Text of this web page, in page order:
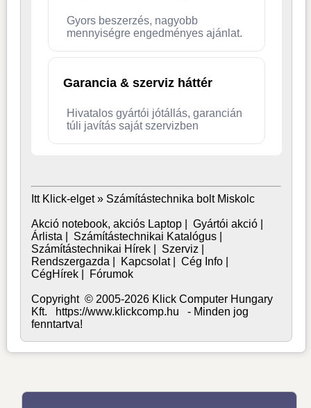
Gyors beszerzés, nagyobb
mennyiségre engedményes ajánlat.
Garancia & szerviz háttér
Hivatalos gyártói jótállás, garancián
túli javítás saját szervizben
Itt Klick-elget » Számítástechnika bolt Miskolc
Akció notebook, akciós Laptop |Gyártói akció
Árlista
Számítástechnikai Katalógus
Számítástechnikai Hírek
Szerviz
Rendszergazda
Kapcsolat|Cég Info
CégHírek
Fórumok
Copyright © 2005-2026 Klick Computer Hungary
Kft. https://www.klickcomp.hu - Minden jog
fenntartva!